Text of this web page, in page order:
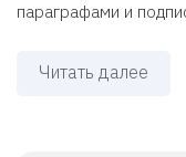
параграфами и
Читать далее